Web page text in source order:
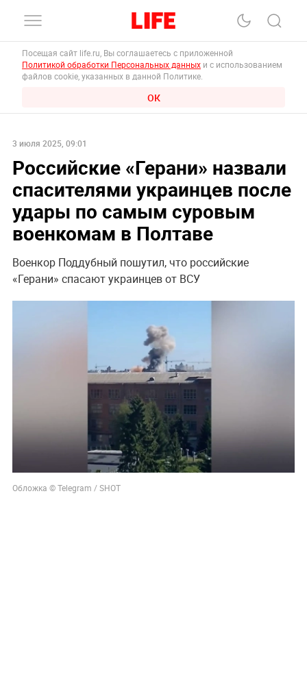
Посещая сайт life.ru, Вы соглашаетесь с приложенной
Политикой обработки Персональных данных и с использованием
файлов cookie, указанных в данной Политике.
ОК
3 июля 2025, 09:01
Российские «Герани» назвали
спасителями украинцев после
удары по самым суровым
военкомам в Полтаве
Военкор Поддубный пошутил, что российские
«Герани» спасают украинцев от ВСУ
Обложка © Telegram / SHOT